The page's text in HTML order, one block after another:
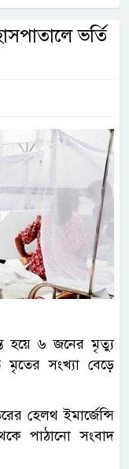
ভর্তি
হয়ে ৬ জনের মৃত্যু
সংখ্যা বেড়ে
হেলথ ইমার্জেন্সি
পাঠানো সংবাদ